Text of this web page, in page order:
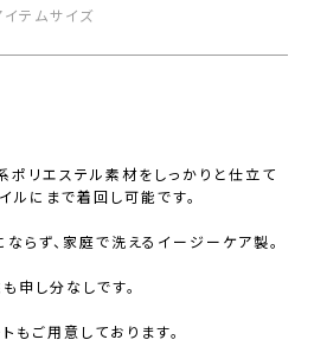
イテムサイズ
ポリエステル素材をしっかりと仕立て
ルにまで着回し可能です。
らず、家庭で洗えるイージーケア製。
申し分なしです。
もご用意しております。